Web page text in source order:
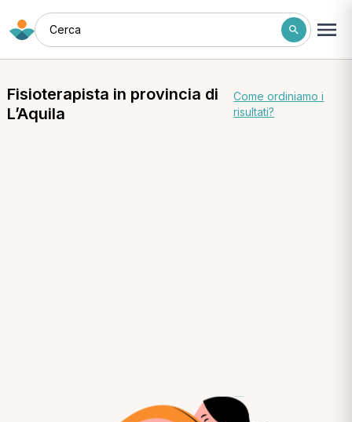
Cerca
Fisioterapista in provincia di
L’Aquila
Come ordiniamo i
risultati?